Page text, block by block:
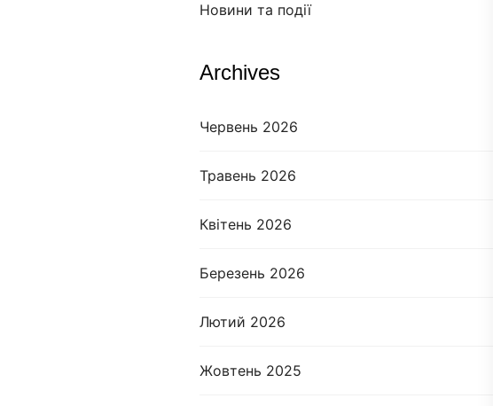
Новини та події
Archives
Червень 2026
Травень 2026
Квітень 2026
Березень 2026
Лютий 2026
Жовтень 2025